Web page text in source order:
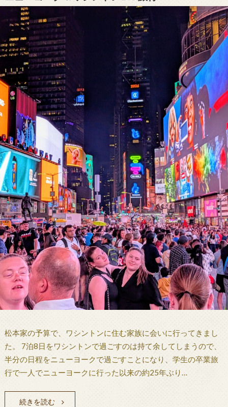
松本家の予算で、ワシントンに住む家族に会いに行ってきまし
た。 7泊8日をワシントンで過ごすのは持て余してしまうので、
半分の日程をニューヨークで過ごすことになり、学生の卒業旅
行で一人でニューヨークに行った以来の約25年ぶり…
続きを読む